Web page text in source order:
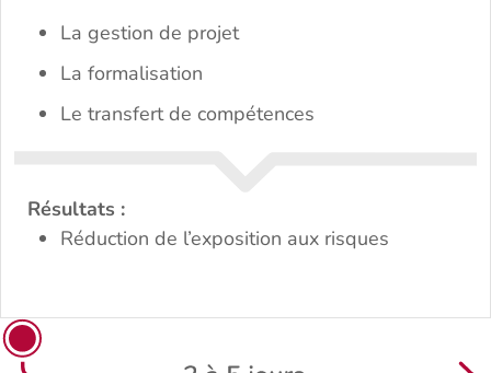
La gestion de projet
La formalisation
Le transfert de compétences
Résultats :
Réduction de l’exposition aux risques